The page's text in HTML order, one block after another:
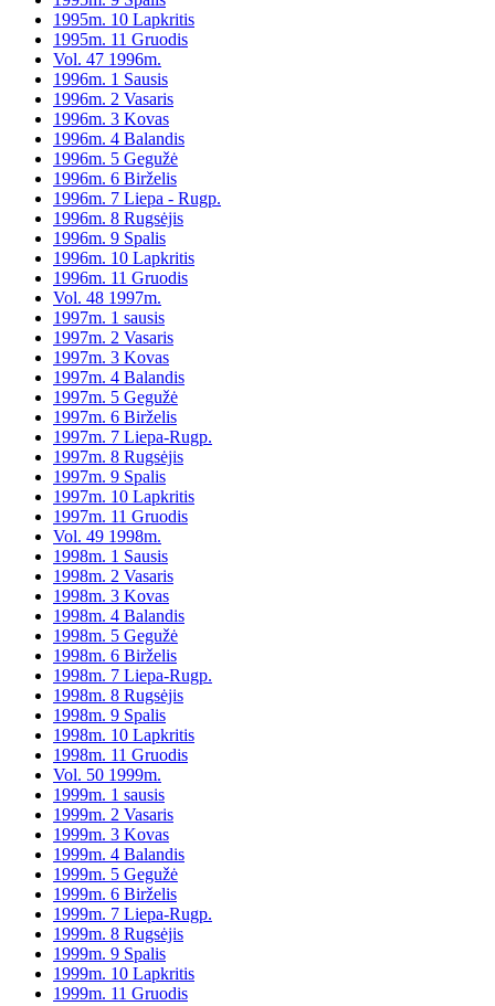
1995m. 10 Lapkritis
1995m. 11 Gruodis
Vol. 47 1996m.
1996m. 1 Sausis
1996m. 2 Vasaris
1996m. 3 Kovas
1996m. 4 Balandis
1996m. 5 Gegužė
1996m. 6 Birželis
1996m. 7 Liepa - Rugp.
1996m. 8 Rugsėjis
1996m. 9 Spalis
1996m. 10 Lapkritis
1996m. 11 Gruodis
Vol. 48 1997m.
1997m. 1 sausis
1997m. 2 Vasaris
1997m. 3 Kovas
1997m. 4 Balandis
1997m. 5 Gegužė
1997m. 6 Birželis
1997m. 7 Liepa-Rugp.
1997m. 8 Rugsėjis
1997m. 9 Spalis
1997m. 10 Lapkritis
1997m. 11 Gruodis
Vol. 49 1998m.
1998m. 1 Sausis
1998m. 2 Vasaris
1998m. 3 Kovas
1998m. 4 Balandis
1998m. 5 Gegužė
1998m. 6 Birželis
1998m. 7 Liepa-Rugp.
1998m. 8 Rugsėjis
1998m. 9 Spalis
1998m. 10 Lapkritis
1998m. 11 Gruodis
Vol. 50 1999m.
1999m. 1 sausis
1999m. 2 Vasaris
1999m. 3 Kovas
1999m. 4 Balandis
1999m. 5 Gegužė
1999m. 6 Birželis
1999m. 7 Liepa-Rugp.
1999m. 8 Rugsėjis
1999m. 9 Spalis
1999m. 10 Lapkritis
1999m. 11 Gruodis